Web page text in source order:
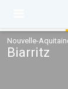
Nouvelle-
Biarritz